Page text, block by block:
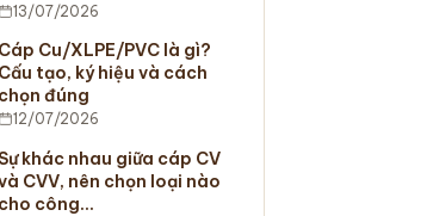
13/07/2026
Cu/XLPE/PVC là gì?
tạo, ký hiệu và cách
đúng
12/07/2026
khác nhau giữa cáp CV
CVV, nên chọn loại nào
công…